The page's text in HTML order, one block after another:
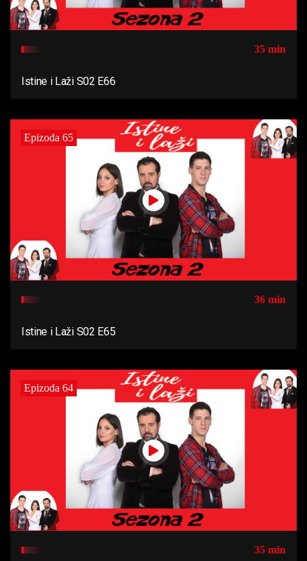
35 min
Istine i Laži S02 E66
Epizoda 65
36 min
Istine i Laži S02 E65
Epizoda 64
35 min